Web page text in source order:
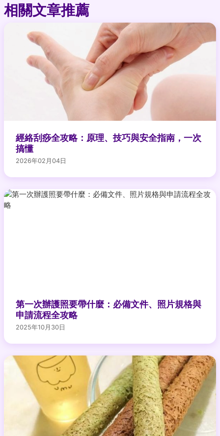
相關文章推薦
經絡刮痧全攻略：原理、技巧與安全指南，一次
搞懂
2026年02月04日
第一次辦護照要帶什麼：必備文件、照片規格與
申請流程全攻略
2025年10月30日